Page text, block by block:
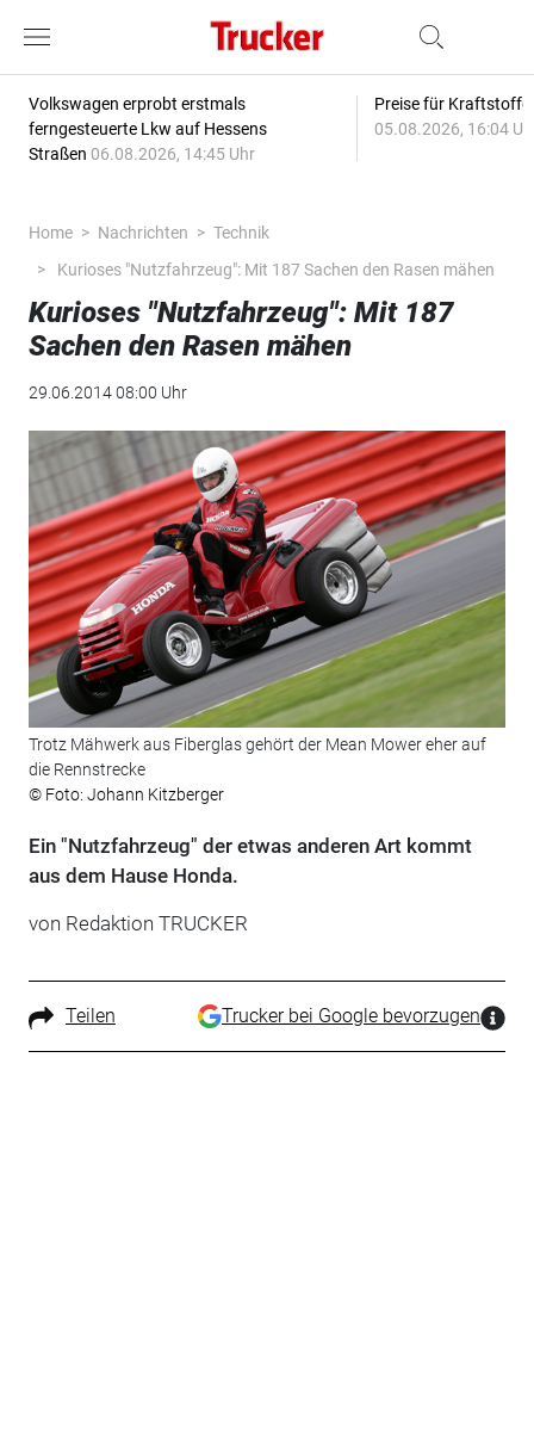
Volkswagen erprobt erstmals
ferngesteuerte Lkw auf Hessens
Straßen 06.08.2026, 14:45 Uhr
Preise für
05.08.2026, 16:04
Home Nachrichten
Technik
Kurioses "Nutzfahrzeug": Mit 187 Sachen den Rasen mähen
Kurioses "Nutzfahrzeug": Mit 187
Sachen den Rasen mähen
29.06.2014 08:00 Uhr
Trotz Mähwerk aus Fiberglas gehört der Mean Mower eher auf
die Rennstrecke
© Foto: Johann Kitzberger
Ein "Nutzfahrzeug" der etwas anderen Art kommt
aus dem Hause Honda.
von Redaktion TRUCKER
Teilen Trucker bei Google bevorzugen